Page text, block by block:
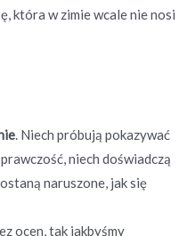
która w zimie wcale nie nosi
. Niech próbują pokazywać
niech doświadczą
naruszone, jak się
ocen, tak jakbyśmy